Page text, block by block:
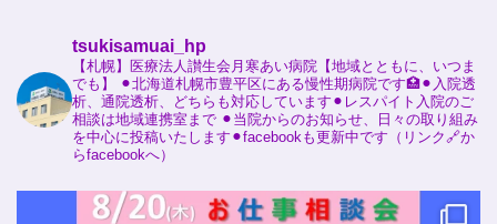
tsukisamuai_hp
【札幌】医療法人讃生会月寒あい病院【地域とともに、いつま
でも】 ⚫︎北海道札幌市豊平区にある慢性期病院です🏥⚫︎入院透
析、通院透析、どちらも対応しています⚫︎レスパイト入院のご
相談は地域連携室まで ⚫︎当院からのお知らせ、日々の取り組み
を中心に投稿いたします⚫︎facebookも更新中です（リンク🔗か
らfacebookへ）